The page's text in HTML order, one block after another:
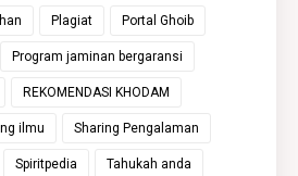
Plagiat Portal Ghoib
Program jaminan bergaransi
REKOMENDASI KHODAM
ilmu Sharing Pengalaman
Spiritpedia Tahukah anda